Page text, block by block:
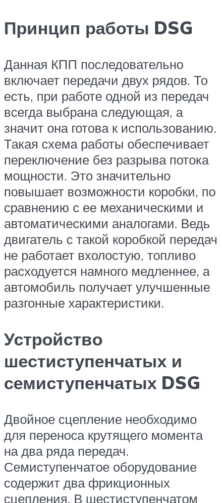
Принцип работы DSG
Данная КПП последовательно
включает передачи двух рядов. То
есть, при работе одной из передач
всегда выбрана следующая, а
значит она готова к использованию.
Такая схема работы обеспечивает
переключение без разрыва потока
мощности. Это значительно
повышает возможности коробки, по
сравнению с ее механическими и
автоматическими аналогами. Ведь
двигатель с такой коробкой передач
не работает вхолостую, топливо
расходуется намного медленнее, а
автомобиль получает улучшенные
разгонные характеристики.
Устройство
шестиступенчатых и
семиступенчатых DSG
Двойное сцепление необходимо
для переноса крутящего момента
на два ряда передач.
Семиступенчатое оборудование
содержит два фрикционных
сцепления. В шестиступенчатом